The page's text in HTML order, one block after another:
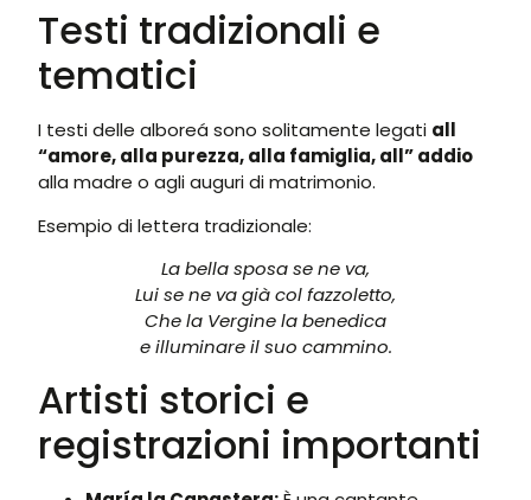
Testi tradizionali e
tematici
I testi delle alboreá sono solitamente legati all
“amore, alla purezza, alla famiglia, all” addio
alla madre o agli auguri di matrimonio.
Esempio di lettera tradizionale:
La bella sposa se ne va,
Lui se ne va già col fazzoletto,
Che la Vergine la benedica
e illuminare il suo cammino.
Artisti storici e
registrazioni importanti